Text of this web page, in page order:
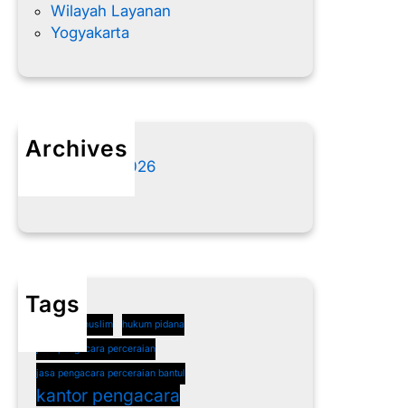
Wilayah Layanan
Yogyakarta
Archives
Agustus 2026
Tags
cerai non muslim hukum pidana
jasa pengacara perceraian
jasa pengacara perceraian bantul
kantor pengacara